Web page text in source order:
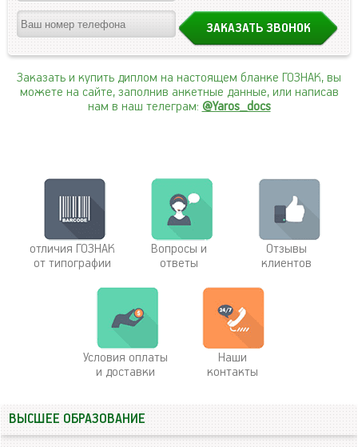
Заказать и купить диплом на настоящем бланке ГОЗНАК, вы
можете на сайте, заполнив анкетные данные, или написав
нам в наш телеграм: @Yaros_docs
отличия ГОЗНАК
от типографии
Вопросы и
ответы
Отзывы
клиентов
Условия оплаты
и доставки
Наши
контакты
ВЫСШЕЕ ОБРАЗОВАНИЕ